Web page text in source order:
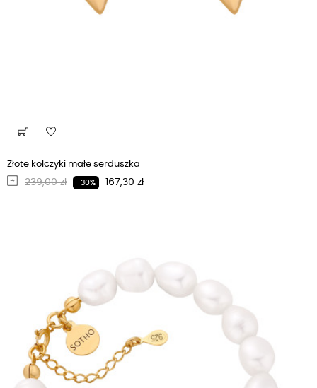
Złote kolczyki małe serduszka
Regularna cena
239,00 zł -30% Cena
167,30 zł